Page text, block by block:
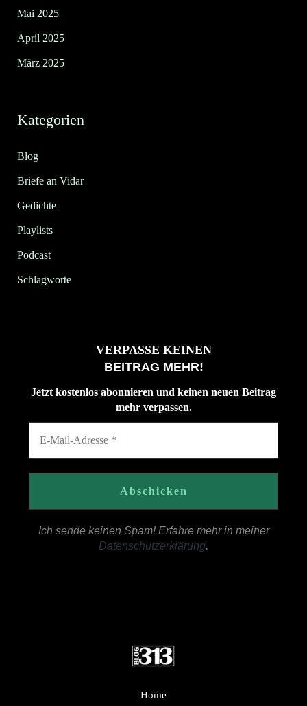
Mai 2025
April 2025
März 2025
Kategorien
Blog
Briefe an Vidar
Gedichte
Playlists
Podcast
Schlagworte
VERPASSE KEINEN
BEITRAG MEHR!
Jetzt kostenlos abonnieren und keinen neuen Beitrag
mehr verpassen.
Ich sende keinen Spam! Erfahre mehr in meiner
Datenschutzerklärung.
Home